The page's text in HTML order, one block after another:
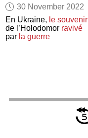
30 November 2022
En Ukraine, le souvenir
de l’Holodomor ravivé
par la guerre